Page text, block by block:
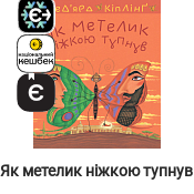
Як метелик ніжкою тупнув